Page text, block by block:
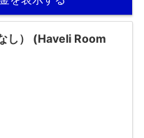
し） (Haveli Room